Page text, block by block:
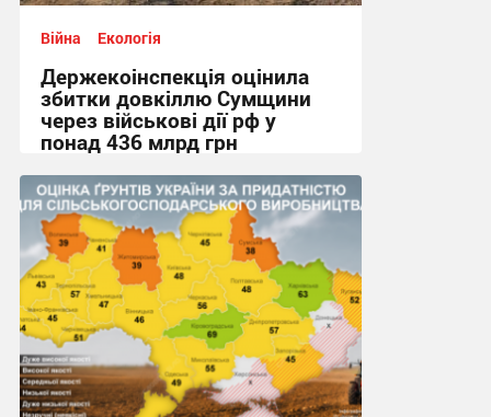
Війна Екологія
Держекоінспекція оцінила
збитки довкіллю Сумщини
через військові дії рф у
понад 436 млрд грн
20:50, 23.07.2026